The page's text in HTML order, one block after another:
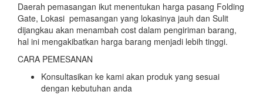
Daerah pemasangan ikut menentukan harga pasang Folding
Gate, Lokasi pemasangan yang lokasinya jauh dan Sulit
dijangkau akan menambah cost dalam pengiriman barang,
hal ini mengakibatkan harga barang menjadi lebih tinggi.
CARA PEMESANAN
Konsultasikan ke kami akan produk yang sesuai
dengan kebutuhan anda